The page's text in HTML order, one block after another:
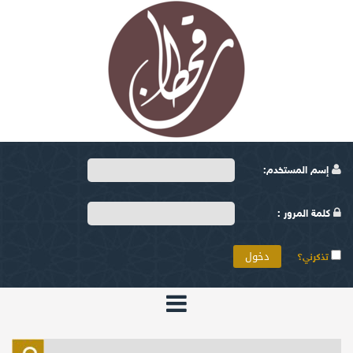
إسم المستخدم:
كلمة المرور :
تذكرني؟